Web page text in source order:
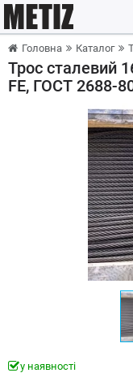
Головна Каталог
Трос сталевий
FE, ГОСТ 2688-
у наявності